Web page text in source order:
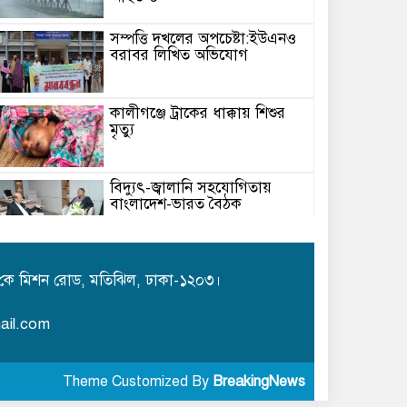
সম্পত্তি দখলের অপচেষ্টা:ইউএনও
বরাবর লিখিত অভিযোগ
কালীগঞ্জে ট্রাকের ধাক্কায় শিশুর
মৃত্যু
বিদ্যুৎ-জ্বালানি সহযোগিতায়
বাংলাদেশ-ভারত বৈঠক
উপলক্ষে সচেতনতামূলক কর্মসূচি
অনুষ্ঠিত
মিশন রোড, মতিঝিল, ঢাকা-১২০৩।
Theme Customized By BreakingNews